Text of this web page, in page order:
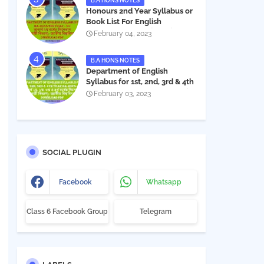
Honours 2nd Year Syllabus or
Book List For English
Department - অনার্স ২য় বর্ষের সিলেবাস
February 04, 2023
B.A HONS NOTES
Department of English
Syllabus for 1st, 2nd, 3rd & 4th
Year BA Hon's - NU | বিএ অনার্স
February 03, 2023
SOCIAL PLUGIN
Facebook Whatsapp
Class 6 Facebook Group Telegram